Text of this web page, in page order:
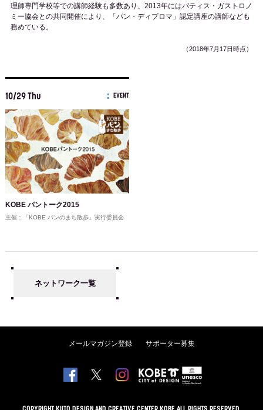
理師専門学校等での講師経験も多数あり、2013年にはパティス・ガストロノ
ミー協会との共同開催により、「パン・ディプロマ」認定講座の講師なども
務めている。
（2018年7月17日時点）
10/29 Thu EVENT
KOBE パントーク2015
主催：「KOBE パンのまち散歩」実行委員会
ネットワーク一覧
メールマガジン登録 サポーター募集